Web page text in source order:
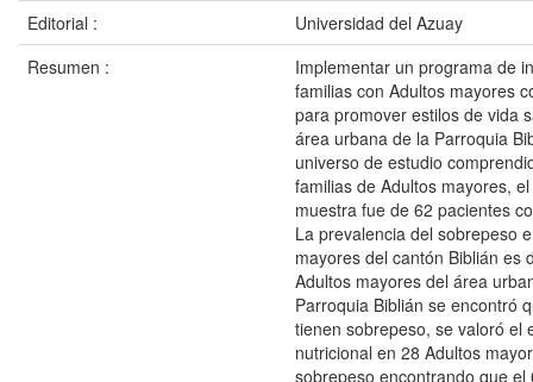
Editorial :
Universidad del Azuay
Resumen :
Implementar un programa de
familias con Adultos mayores
para promover estilos de vida
área urbana de la Parroquia
universo de estudio
familias de Adultos mayores,
muestra fue de 62 pacientes
La prevalencia del sobrepeso
mayores del cantón Biblián es
Adultos mayores del área
Parroquia Biblián se encontró
tienen sobrepeso, se valoró el
nutricional en 28 Adultos
sobrepeso encontrando que el